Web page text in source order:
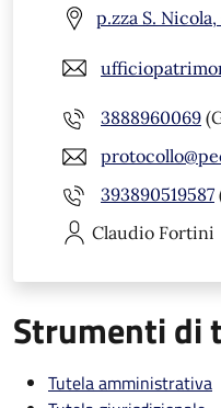
p.zza S.
3888960069
393890519587
Claudio Fortini
Strumenti di
Tutela amministrativa